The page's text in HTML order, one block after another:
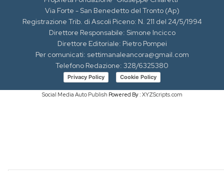
Via Forte - San Benedetto del Tronto (Ap)
Registrazione Trib. di Ascoli Piceno: N. 211 del 24/5/1994
Direttore Responsabile: Simone Incicco
Direttore Editoriale: Pietro Pompei
Per comunicati: settimanaleancora@gmail.com
Telefono Redazione: 328/6325380
Privacy Policy Cookie Policy
Social Media Auto Publish Powered By : XYZScripts.com